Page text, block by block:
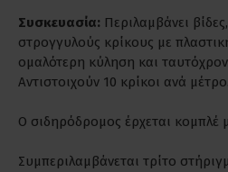
Συσκευασία: Περιλαμβάνει
στρογγυλούς κρίκους με
ομαλότερη κύληση και
Αντιστοιχούν 10 κρίκοι ανά μέτρο.
Ο σιδηρόδρομος έρχεται κομπλέ
Συμπεριλαμβάνεται τρίτο